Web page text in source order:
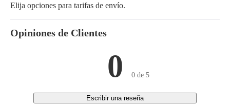
Elija opciones para tarifas de envío.
Opiniones de Clientes
0 0 de 5
Escribir una reseña